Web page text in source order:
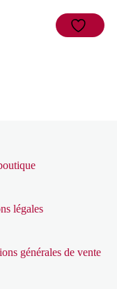
légales
générales de vente